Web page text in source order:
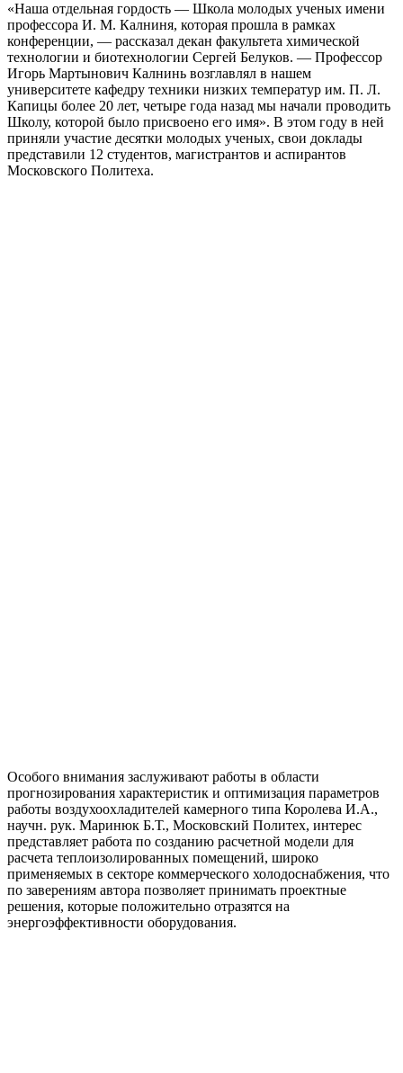
«Наша отдельная гордость — Школа молодых ученых имени
профессора И. М. Калниня, которая прошла в рамках
конференции, — рассказал декан факультета химической
технологии и биотехнологии Сергей Белуков. — Профессор
Игорь Мартынович Калнинь возглавлял в нашем
университете кафедру техники низких температур им. П. Л.
Капицы более 20 лет, четыре года назад мы начали проводить
Школу, которой было присвоено его имя». В этом году в ней
приняли участие десятки молодых ученых, свои доклады
представили 12 студентов, магистрантов и аспирантов
Московского Политеха.
Особого внимания заслуживают работы в области
прогнозирования характеристик и оптимизация параметров
работы воздухоохладителей камерного типа Королева И.А.,
научн. рук. Маринюк Б.Т., Московский Политех, интерес
представляет работа по созданию расчетной модели для
расчета теплоизолированных помещений, широко
применяемых в секторе коммерческого холодоснабжения, что
по заверениям автора позволяет принимать проектные
решения, которые положительно отразятся на
энергоэффективности оборудования.